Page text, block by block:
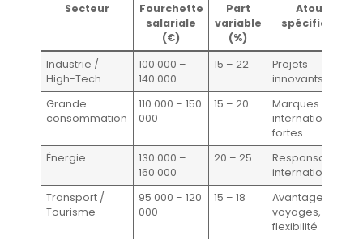
Secteur
Fourchette
salariale
(€)
Part
variable
(%)
Atouts
spécifiques
Industrie /
High-Tech
100 000 –
140 000
15 – 22
Projets
innovants, R&D
Grande
consommation
110 000 – 150
000
15 – 20
Marques
internationales
fortes
Énergie
130 000 –
160 000
20 – 25
Responsabilités
internationales
Transport /
Tourisme
95 000 – 120
000
15 – 18
Avantages
voyages,
flexibilité